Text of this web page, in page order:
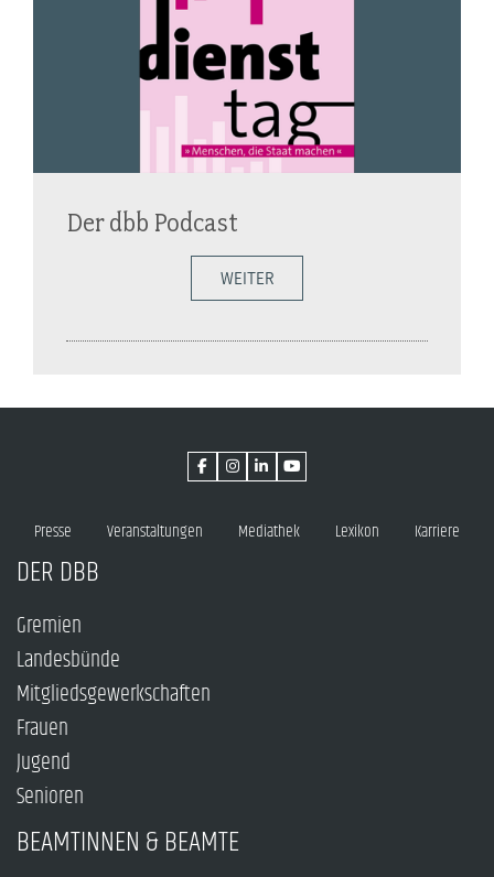
Der dbb Podcast
WEITER
Presse Veranstaltungen Mediathek Lexikon Karriere
DER DBB
Gremien
Landesbünde
Mitgliedsgewerkschaften
Frauen
Jugend
Senioren
BEAMTINNEN & BEAMTE